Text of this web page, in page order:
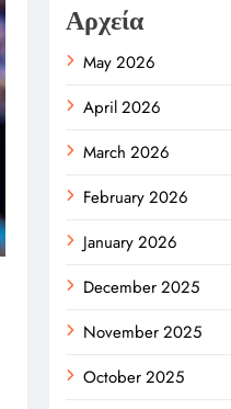
Αρχεία
May 2026
April 2026
March 2026
February 2026
January 2026
December 2025
November 2025
October 2025